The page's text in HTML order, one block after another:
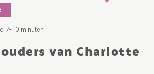
7-10 minuten
van Charlotte